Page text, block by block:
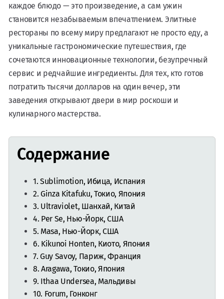
каждое блюдо — это произведение, а сам ужин
становится незабываемым впечатлением. Элитные
рестораны по всему миру предлагают не просто еду, а
уникальные гастрономические путешествия, где
сочетаются инновационные технологии, безупречный
сервис и редчайшие ингредиенты. Для тех, кто готов
потратить тысячи долларов на один вечер, эти
заведения открывают двери в мир роскоши и
кулинарного мастерства.
Содержание
1. Sublimotion, Ибица, Испания
2. Ginza Kitafuku, Токио, Япония
3. Ultraviolet, Шанхай, Китай
4. Per Se, Нью-Йорк, США
5. Masa, Нью-Йорк, США
6. Kikunoi Honten, Киото, Япония
7. Guy Savoy, Париж, Франция
8. Aragawa, Токио, Япония
9. Ithaa Undersea, Мальдивы
10. Forum, Гонконг